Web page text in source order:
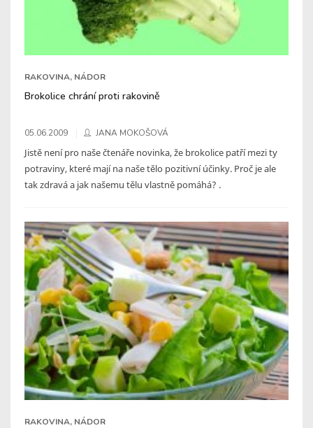
RAKOVINA, NÁDOR
Brokolice chrání proti rakovině
05.06.2009 JANA MOKOŠOVÁ
Jistě není pro naše čtenáře novinka, že brokolice patří mezi ty
potraviny, které mají na naše tělo pozitivní účinky. Proč je ale
tak zdravá a jak našemu tělu vlastně pomáhá? .
RAKOVINA, NÁDOR